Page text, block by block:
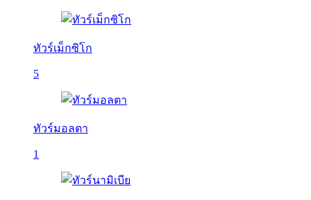
ทัวร์เม็กซิโก
5
ทัวร์มอลตา
1